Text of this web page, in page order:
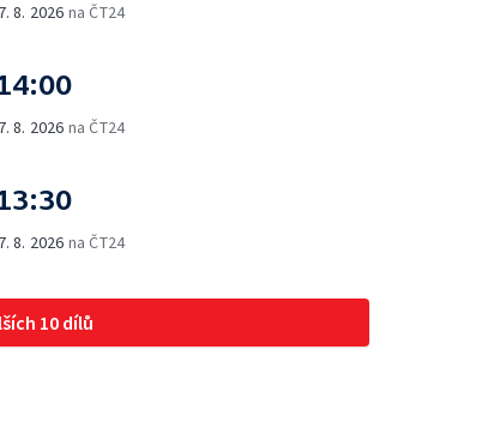
7. 8. 2026 na ČT24
7. 8. 2026 na ČT24
7. 8. 2026 na ČT24
10 dílů